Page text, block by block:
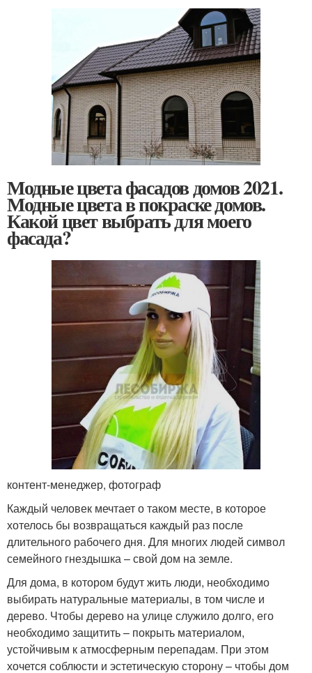
Модные цвета фасадов домов 2021.
Модные цвета в покраске домов.
Какой цвет выбрать для моего
фасада?
контент-менеджер, фотограф
Каждый человек мечтает о таком месте, в которое
хотелось бы возвращаться каждый раз после
длительного рабочего дня. Для многих людей символ
семейного гнездышка – свой дом на земле.
Для дома, в котором будут жить люди, необходимо
выбирать натуральные материалы, в том числе и
дерево. Чтобы дерево на улице служило долго, его
необходимо защитить – покрыть материалом,
устойчивым к атмосферным перепадам. При этом
хочется соблюсти и эстетическую сторону – чтобы дом